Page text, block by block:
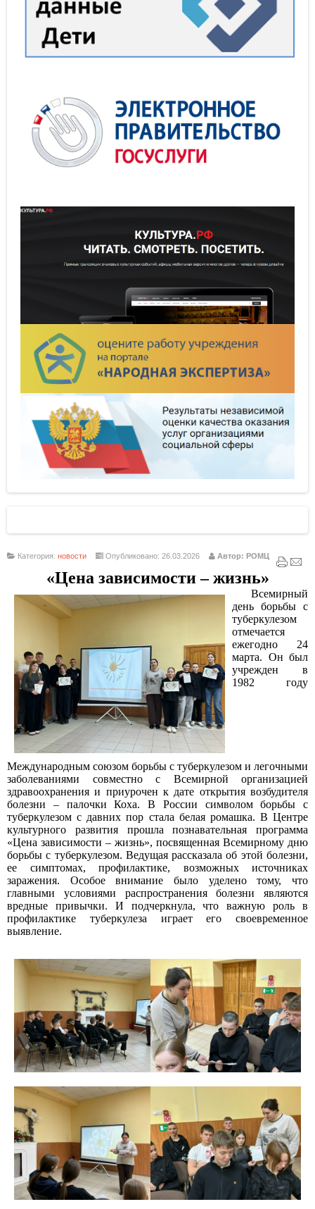
Категория: новости Опубликовано: 26.03.2026 Автор: РОМЦ
«Цена зависимости – жизнь»
Всемирный
день борьбы с
туберкулезом
отмечается
ежегодно 24
марта. Он был
учрежден в
1982 году
Международным союзом борьбы с туберкулезом и легочными
заболеваниями совместно с Всемирной организацией
здравоохранения и приурочен к дате открытия возбудителя
болезни – палочки Коха. В России символом борьбы с
туберкулезом с давних пор стала белая ромашка. В Центре
культурного развития прошла познавательная программа
«Цена зависимости – жизнь», посвященная Всемирному дню
борьбы с туберкулезом. Ведущая рассказала об этой болезни,
ее симптомах, профилактике, возможных источниках
заражения. Особое внимание было уделено тому, что
главными условиями распространения болезни являются
вредные привычки. И подчеркнула, что важную роль в
профилактике туберкулеза играет его своевременное
выявление.